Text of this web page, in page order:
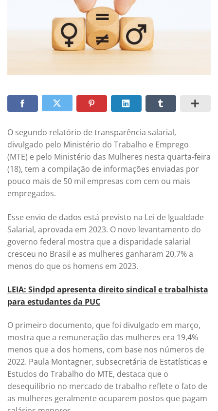
O segundo relatório de transparência salarial,
divulgado pelo Ministério do Trabalho e Emprego
(MTE) e pelo Ministério das Mulheres nesta quarta-feira
(18), tem a compilação de informações enviadas por
pouco mais de 50 mil empresas com cem ou mais
empregados.
Esse envio de dados está previsto na Lei de Igualdade
Salarial, aprovada em 2023. O novo levantamento do
governo federal mostra que a disparidade salarial
cresceu no Brasil e as mulheres ganharam 20,7% a
menos do que os homens em 2023.
LEIA: Sindpd apresenta direito sindical e trabalhista
para estudantes da PUC
O primeiro documento, que foi divulgado em março,
mostra que a remuneração das mulheres era 19,4%
menos que a dos homens, com base nos números de
2022. Paula Montagner, subsecretária de Estatísticas e
Estudos do Trabalho do MTE, destaca que o
desequilíbrio no mercado de trabalho reflete o fato de
as mulheres geralmente ocuparem postos que pagam